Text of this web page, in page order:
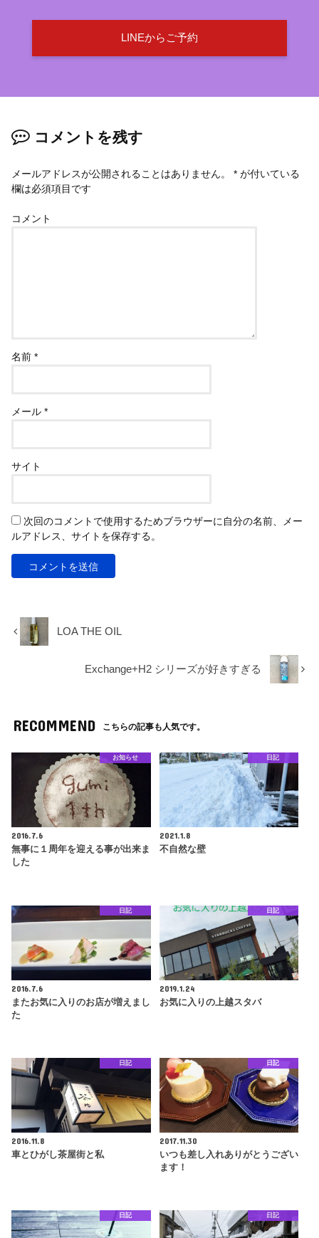
LINEからご予約
コメントを残す
メールアドレスが公開されることはありません。 * が付いている
欄は必須項目です
コメント
名前*
メール*
サイト
次回のコメントで使用するためブラウザーに自分の名前、メー
ルアドレス、サイトを保存する。
LOA THE OIL
Exchange+H2 シリーズが好きすぎる
RECOMMEND こちらの記事も人気です。
お知らせ
2016.7.6
無事に１周年を迎える事が出来ま
した
日記
2021.1.8
不自然な壁
日記
2016.7.6
またお気に入りのお店が増えまし
た
日記
2019.1.24
お気に入りの上越スタバ
日記
2016.11.8
車とひがし茶屋街と私
日記
2017.11.30
いつも差し入れありがとうござい
ます！
日記 日記